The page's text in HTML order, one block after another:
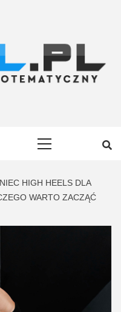
HIGH HEELS DLA
WARTO ZACZĄĆ